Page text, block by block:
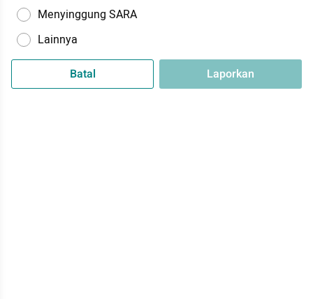
Menyinggung SARA
Lainnya
Batal Laporkan